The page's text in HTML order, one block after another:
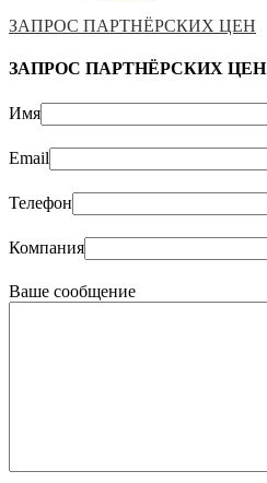
ЗАПРОС ПАРТНЁРСКИХ ЦЕН
ЗАПРОС ПАРТНЁРСКИХ ЦЕН
Имя
Email
Телефон
Компания
Ваше сообщение